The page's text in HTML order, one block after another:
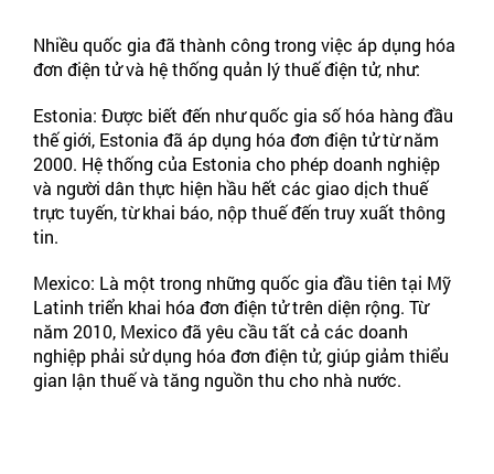
Nhiều quốc gia đã thành công trong việc áp dụng hóa
đơn điện tử và hệ thống quản lý thuế điện tử, như:
Estonia: Được biết đến như quốc gia số hóa hàng đầu
thế giới, Estonia đã áp dụng hóa đơn điện tử từ năm
2000. Hệ thống của Estonia cho phép doanh nghiệp
và người dân thực hiện hầu hết các giao dịch thuế
trực tuyến, từ khai báo, nộp thuế đến truy xuất thông
tin.
Mexico: Là một trong những quốc gia đầu tiên tại Mỹ
Latinh triển khai hóa đơn điện tử trên diện rộng. Từ
năm 2010, Mexico đã yêu cầu tất cả các doanh
nghiệp phải sử dụng hóa đơn điện tử, giúp giảm thiểu
gian lận thuế và tăng nguồn thu cho nhà nước.